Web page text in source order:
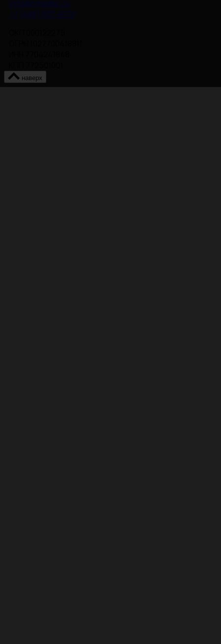
info@nmgdoc.ru
+7 (495) 937-6170
наверх